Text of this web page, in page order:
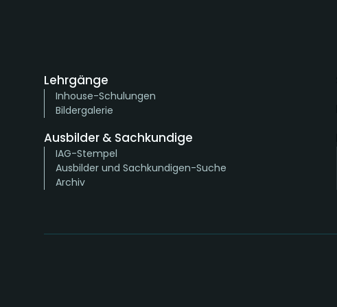
Lehrgänge
Inhouse-Schulungen
Bildergalerie
Ausbilder & Sachkundige
IAG-Stempel
Ausbilder und Sachkundigen-Suche
Archiv